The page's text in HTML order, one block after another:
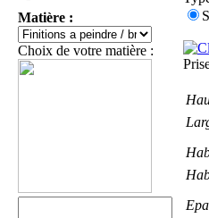
Matière :
Choix de votre matière :